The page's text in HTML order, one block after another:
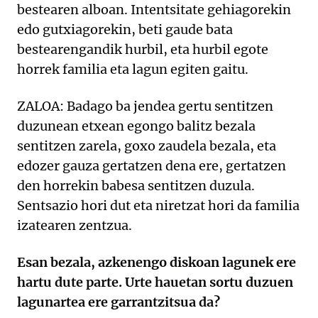
bestearen alboan. Intentsitate gehiagorekin
edo gutxiagorekin, beti gaude bata
bestearengandik hurbil, eta hurbil egote
horrek familia eta lagun egiten gaitu.
ZALOA: Badago ba jendea gertu sentitzen
duzunean etxean egongo balitz bezala
sentitzen zarela, goxo zaudela bezala, eta
edozer gauza gertatzen dena ere, gertatzen
den horrekin babesa sentitzen duzula.
Sentsazio hori dut eta niretzat hori da familia
izatearen zentzua.
Esan bezala, azkenengo diskoan lagunek ere
hartu dute parte. Urte hauetan sortu duzuen
lagunartea ere garrantzitsua da?